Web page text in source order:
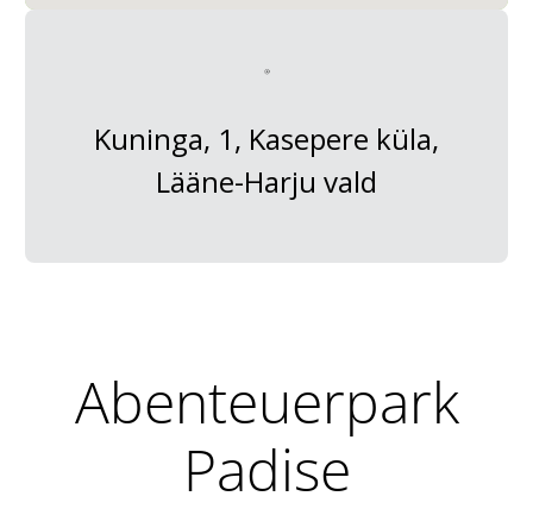
Kuninga, 1, Kasepere küla,
Lääne-Harju vald
Abenteuerpark
Padise